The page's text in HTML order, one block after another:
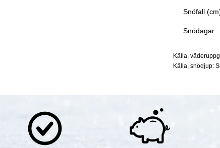
Snöfall
Snödagar
Källa,
Källa, snödjup: